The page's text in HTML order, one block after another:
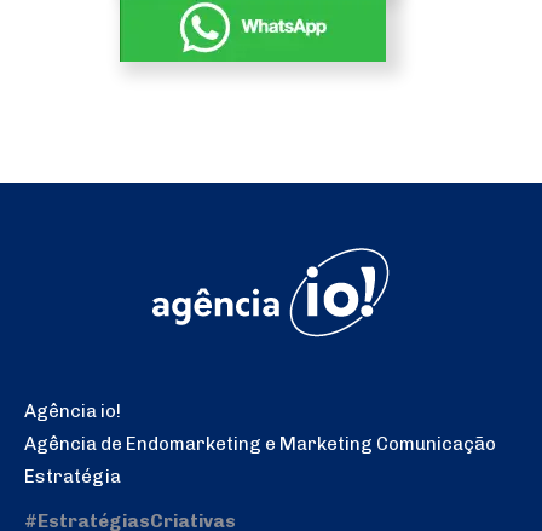
Agência io!
Agência de Endomarketing e Marketing Comunicação
Estratégia
#EstratégiasCriativas